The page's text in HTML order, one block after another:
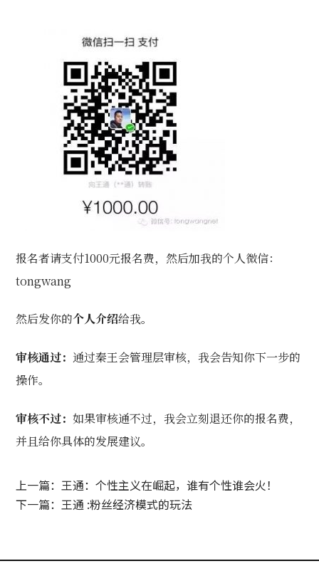
报名者请支付1000元报名费，然后加我的个人微信：
tongwang
然后发你的个人介绍给我。
审核通过： 通过秦王会管理层审核，我会告知你下一步的
操作。
审核不过：如果审核通不过，我会立刻退还你的报名费，
并且给你具体的发展建议。
上一篇：王通：个性主义在崛起，谁有个性谁会火！
下一篇：王通 :粉丝经济模式的玩法